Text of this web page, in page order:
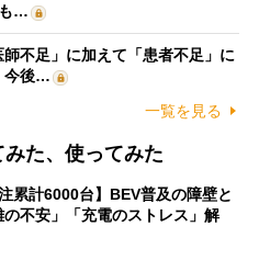
…
師不足」に加えて「患者不足」に
今後…
一覧を見る
た、使ってみた
累計6000台】BEV普及の障壁と
不安」「充電のストレス」解